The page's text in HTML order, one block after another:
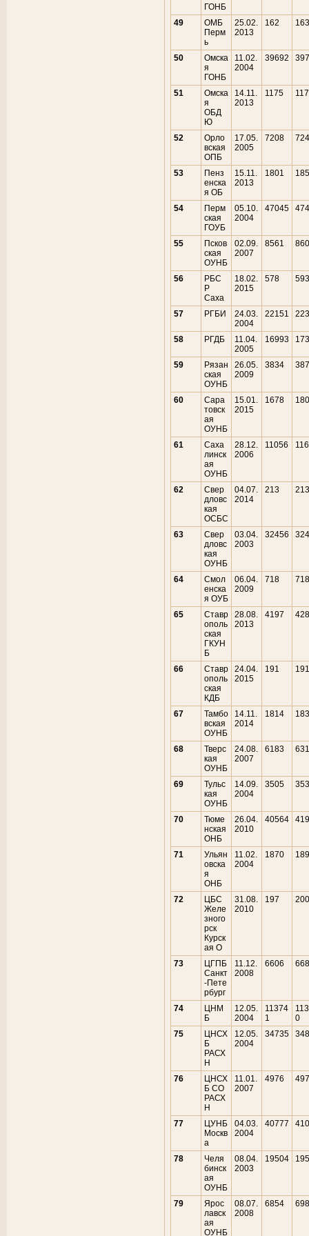
ГОНБ
49
ОМБ
Перм
ь
25.02.
2013
162 163
50
Омска
я
ГОНБ
11.02.
2004
39692
51
Омска
я
ОБД
Ю
14.11.
2013
1175
52
Орло
вская
ОПБ
17.05.
2005
7208
53
Пенз
енска
я ОБ
15.11.
2013
1801
54
Перм
ская
ГОУБ
05.10.
2004
47045
55
Псков
ская
ОУНБ
02.09.
2007
8561
56
РБС
Р
Саха
18.02.
2015
578 593
57 РГБИ
24.03.
2004
22151
58 РГДБ
11.04.
2005
16993
59
Рязан
ская
ОУНБ
26.05.
2009
3834
60
Сара
товск
ая
ОУНБ
15.01.
2015
1678
61
Саха
линск
ая
ОУНБ
28.12.
2006
11056
62
Свер
дловс
кая
ОСБС
04.07.
2014
213 213
63
Свер
дловс
кая
ОУНБ
03.04.
2003
32456
64
Смол
енска
я ОУБ
06.04.
2009
718 718
65
Ставр
ополь
ская
ГКУН
Б
28.08.
2013
4197
66
Ставр
ополь
ская
КДБ
24.04.
2015
191 191
67
Тамбо
вская
ОУНБ
14.11.
2014
1814
68
Тверс
кая
ОУНБ
24.08.
2007
6183
69
Тульс
кая
ОУНБ
14.09.
2004
3505
70
Тюме
нская
ОНБ
26.04.
2010
40564
71
Ульян
овска
я
ОНБ
11.02.
2004
1870
72
ЦБС
Желе
зного
рск
Курск
ая О
31.08.
2010
197 200
73
ЦГПБ
Санкт
-Пете
рбург
11.12.
2008
6606
74
ЦНМ
Б
12.05.
2004
11374
1
0
75
ЦНСХ
Б
РАСХ
Н
12.05.
2004
34735
76
ЦНСХ
Б СО
РАСХ
Н
11.01.
2007
4976
77
ЦУНБ
Москв
а
04.03.
2004
40777
78
Челя
бинск
ая
ОУНБ
08.04.
2003
19504
79
Ярос
лавск
ая
ОУНБ
08.07.
2008
6854